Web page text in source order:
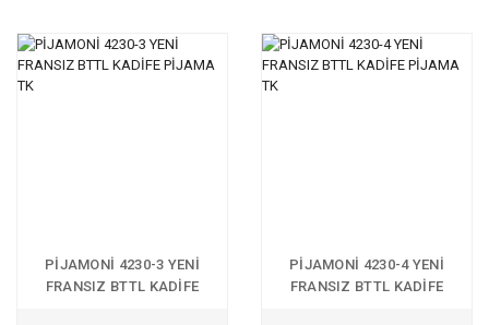
PİJAMONİ 4230-3 YENİ
FRANSIZ BTTL KADİFE
PİJAMONİ 4230-4 YENİ
FRANSIZ BTTL KADİFE